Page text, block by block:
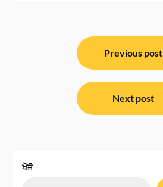
Previous post
Next post
ਖੋਜੋ